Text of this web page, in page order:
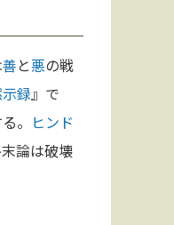
善と悪の戦
録』で
。 ヒンド
論は破壊